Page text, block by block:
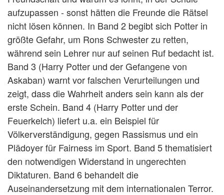
aufzupassen - sonst hätten die Freunde die Rätsel
nicht lösen können. In Band 2 begibt sich Potter in
größte Gefahr, um Rons Schwester zu retten,
während sein Lehrer nur auf seinen Ruf bedacht ist.
Band 3 (Harry Potter und der Gefangene von
Askaban) warnt vor falschen Verurteilungen und
zeigt, dass die Wahrheit anders sein kann als der
erste Schein. Band 4 (Harry Potter und der
Feuerkelch) liefert u.a. ein Beispiel für
Völkerverständigung, gegen Rassismus und ein
Plädoyer für Fairness im Sport. Band 5 thematisiert
den notwendigen Widerstand in ungerechten
Diktaturen. Band 6 behandelt die
Auseinandersetzung mit dem internationalen Terror.